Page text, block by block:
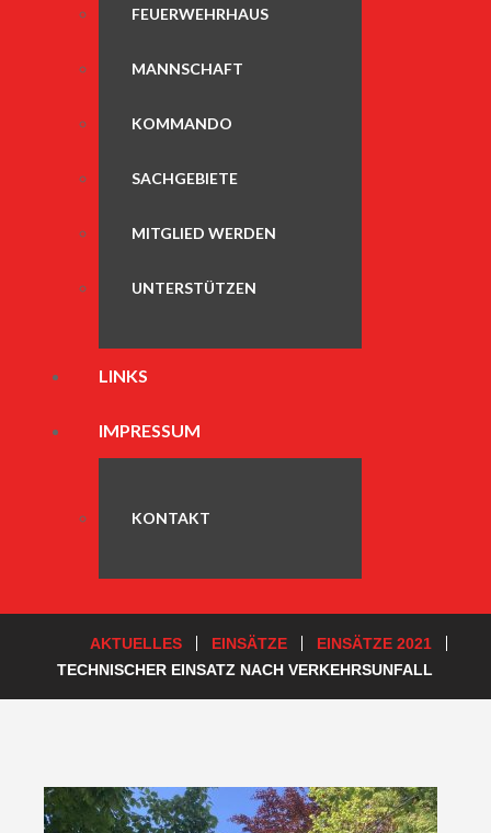
FEUERWEHRHAUS
MANNSCHAFT
KOMMANDO
SACHGEBIETE
MITGLIED WERDEN
UNTERSTÜTZEN
LINKS
IMPRESSUM
KONTAKT
AKTUELLES EINSÄTZE
EINSÄTZE 2021
TECHNISCHER EINSATZ NACH VERKEHRSUNFALL